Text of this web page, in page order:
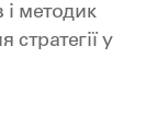
і методик
у